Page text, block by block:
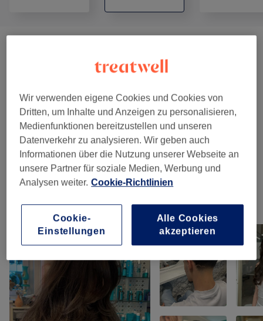
Damen - Farbe & Coloration (12) ab 60 €
Herren - Farbe & Grauhaarkaschierung ( 1)
Haarverlängerung (1) ab 350 €
Unsere Arbeit
Bild anklicken für weitere Details
Wir verwenden eigene Cookies und Cookies von
Dritten, um Inhalte und Anzeigen zu personalisieren,
Medienfunktionen bereitzustellen und unseren
Datenverkehr zu analysieren. Wir geben auch
Informationen über die Nutzung unserer Webseite an
unsere Partner für soziale Medien, Werbung und
Analysen weiter. Cookie-Richtlinien
Cookie-
Einstellungen
Alle Cookies
akzeptieren